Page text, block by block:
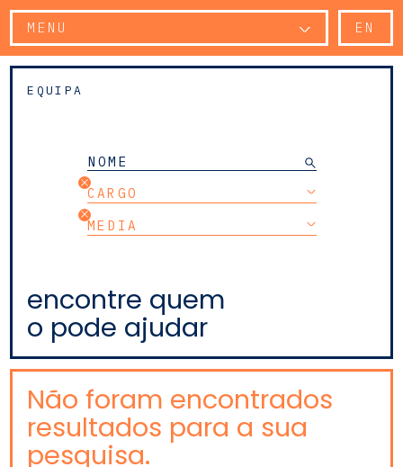
MENU EN
EQUIPA
CARGO
MEDIA
encontre quem
o pode ajudar
Não foram encontrados
resultados para a sua
pesquisa.